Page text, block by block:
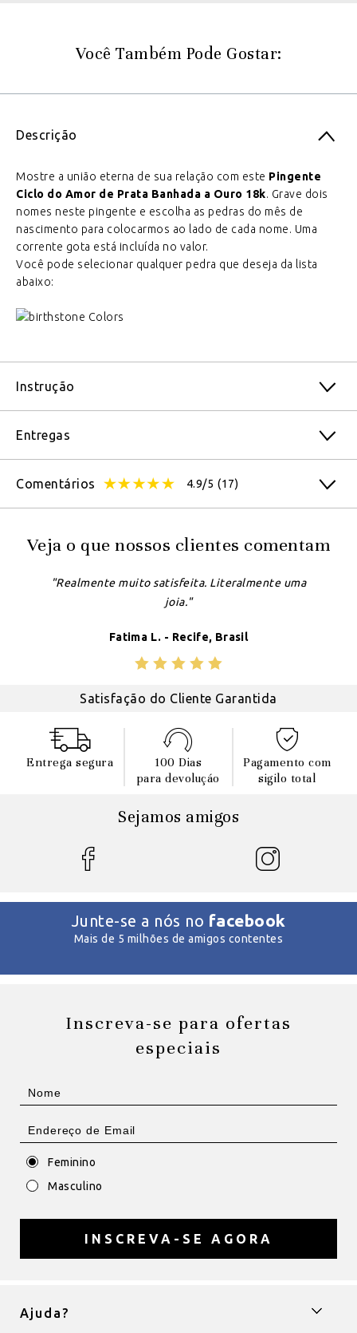
Você Também Pode Gostar:
Descrição
Mostre a união eterna de sua relação com este Pingente
Ciclo do Amor de Prata Banhada a Ouro 18k. Grave dois
nomes neste pingente e escolha as pedras do mês de
nascimento para colocarmos ao lado de cada nome. Uma
corrente gota está incluída no valor.
Você pode selecionar qualquer pedra que deseja da lista
abaixo:
Instrução
Entregas
Comentários 4.9/5 (17)
Veja o que nossos clientes comentam
"Realmente muito satisfeita. Literalmente uma
joia."
Fatima L. - Recife, Brasil
Satisfação do Cliente Garantida
Entrega segura
100 Dias
para devoluçáo
Pagamento com
sigilo total
Sejamos amigos
Junte-se a nós no facebook
Mais de 5 milhões de amigos contentes
Inscreva-se para ofertas
especiais
Feminino
Masculino
INSCREVA-SE AGORA
Ajuda?